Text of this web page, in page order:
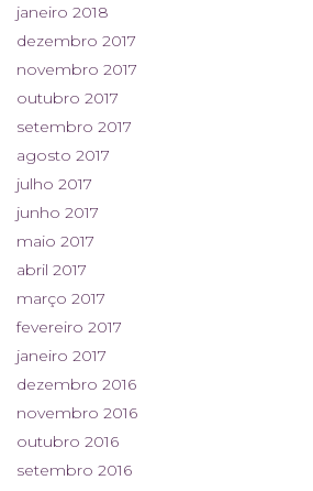
janeiro 2018
dezembro 2017
novembro 2017
outubro 2017
setembro 2017
agosto 2017
julho 2017
junho 2017
maio 2017
abril 2017
março 2017
fevereiro 2017
janeiro 2017
dezembro 2016
novembro 2016
outubro 2016
setembro 2016